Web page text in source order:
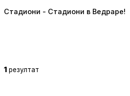
Стадиони - Стадиони в Ведраре!
1 резултат